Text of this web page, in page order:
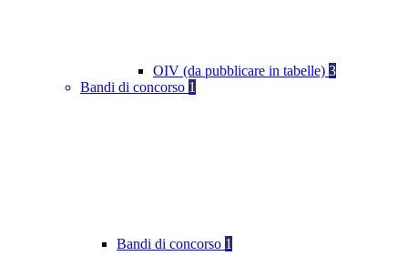
OIV (da pubblicare in tabelle) 3
Bandi di concorso 1
Bandi di concorso 1